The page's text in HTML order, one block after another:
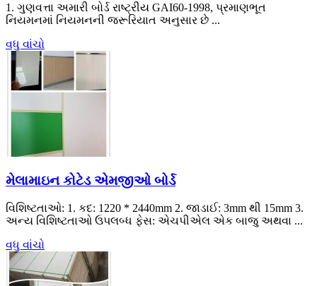
1. ગુણવત્તા અમારી બોર્ડ રાષ્ટ્રીય GAI60-1998, પ્રમાણભૂત
નિયમનમાં નિયમનની જરૂરિયાત અનુસાર છે ...
વધુ વાંચો
મેલામાઇન કોટેડ એમજીઓ બોર્ડ
વિશિષ્ટતાઓ: 1. કદ: 1220 * 2440mm 2. જાડાઈ: 3mm થી 15mm 3.
અન્ય વિશિષ્ટતાઓ ઉપલબ્ધ ફેસ: એચપીએલ એક બાજુ અથવા ...
વધુ વાંચો